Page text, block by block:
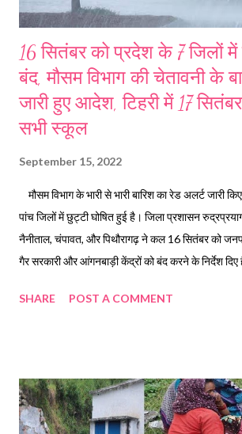
16 सितंबर को प्रदेश के 7 जिलों
बंद, मौसम विभाग की चेतावनी के
जारी हुए आदेश, टिहरी में 17
सभी स्कूल
September 15, 2022
मौसम विभाग के भारी से भारी बारिश का रेड अलर्ट जारी
पांच जिलों में छुट्टी घोषित हुई है। जिला प्रशासन
नैनीताल, चंपावत, और पिथौरागढ़ ने कल 16 सितंबर को
गैर सरकारी और आंगनबाड़ी केंद्रों को बंद करने के निर्देश
में 17 सितंबर को भारी बारिश के अलर्ट के साथ जिलाधिकारी
लेकर पूरी तरह से अलर्ट पर हैवही मौसम विभाग द्वारा जारी
जिलाधिकारी मयूर दीक्षित रुद्रप्रयाग ने जनपद के सभी
SHARE POST A COMMENT